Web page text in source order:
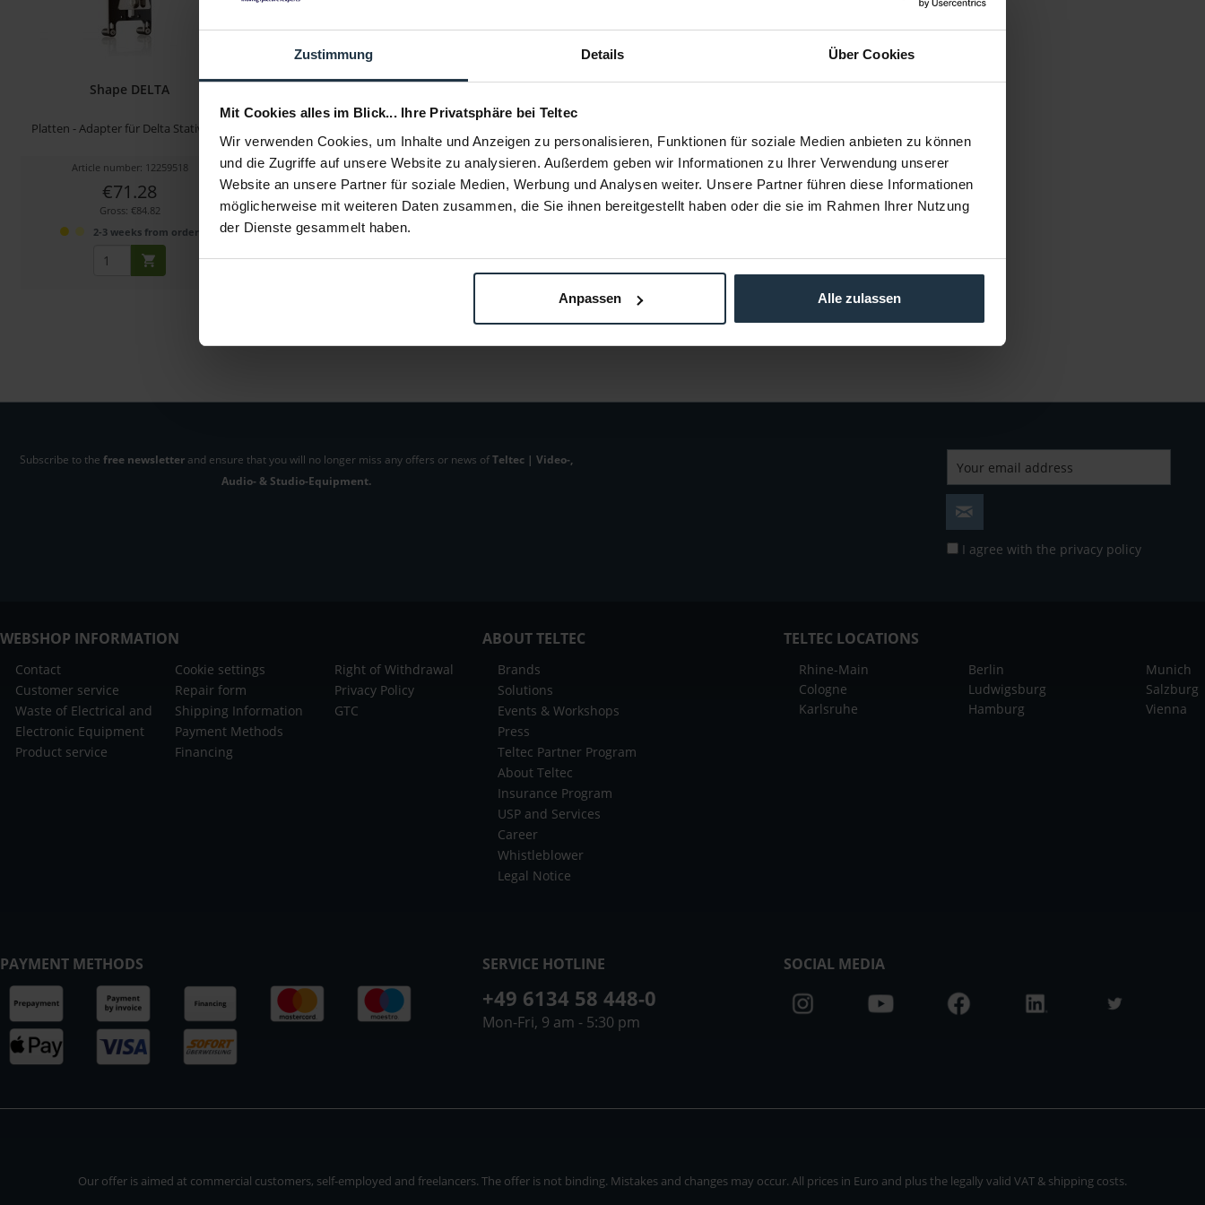
Zustimmung Details Über Cookies
Mit Cookies alles im Blick... Ihre Privatsphäre bei Teltec
Wir verwenden Cookies, um Inhalte und Anzeigen zu personalisieren, Funktionen für soziale Medien anbieten zu können
und die Zugriffe auf unsere Website zu analysieren. Außerdem geben wir Informationen zu Ihrer Verwendung unserer
Website an unsere Partner für soziale Medien, Werbung und Analysen weiter. Unsere Partner führen diese Informationen
möglicherweise mit weiteren Daten zusammen, die Sie ihnen bereitgestellt haben oder die sie im Rahmen Ihrer Nutzung
der Dienste gesammelt haben.
Anpassen Alle zulassen
Shape DELTA
Platten - Adapter für Delta Stativkopf
Article number: 12259518
€71.28
Gross: €84.82
2-3 weeks from order
fach Libelle
Article number: 12259519
€55.00
Gross: €65.45
immediately from stock
Article number: 12259523
€84.59
Gross: €100.66
Article number: 12259516
-8% €169.00
Gross: €201.11
Subscribe to the free newsletterand ensure that you will no longer miss any offers or news ofTeltec | Video-,
Audio- & Studio-Equipment.
I agree with the privacy policy
WEBSHOP INFORMATION
Contact
Customer service
Waste of Electrical and
Electronic Equipment
Product service
Cookie settings
Repair form
Shipping Information
Payment Methods
Financing
Right of Withdrawal
Privacy Policy
GTC
ABOUT TELTEC
Brands
Solutions
Events & Workshops
Press
Teltec Partner Program
About Teltec
Insurance Program
USP and Services
Career
Whistleblower
Legal Notice
TELTEC LOCATIONS
Rhine-Main
Cologne
Karlsruhe
Berlin
Ludwigsburg
Hamburg
Munich
Salzburg
Vienna
PAYMENT METHODS SERVICE HOTLINE
+49 6134 58 448-0
Mon-Fri, 9 am - 5:30 pm
SOCIAL MEDIA
Our offer is aimed at commercial customers, self-employed and freelancers. The offer is not binding. Mistakes and changes may occur. All prices in Euro and plus the legally valid VAT & shipping costs.